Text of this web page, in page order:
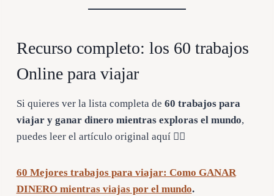
Recurso completo: los 60 trabajos
Online para viajar
Si quieres ver la lista completa de 60 trabajos para
viajar y ganar dinero mientras exploras el mundo,
puedes leer el artículo original aquí 👇🏼
60 Mejores trabajos para viajar: Como GANAR
DINERO mientras viajas por el mundo.